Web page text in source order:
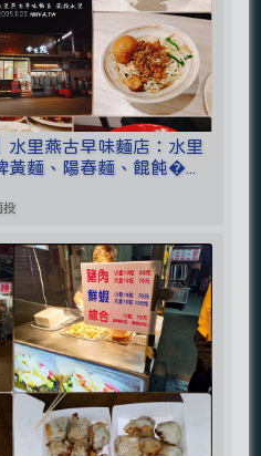
里燕古早味麵店：水里
麵、陽春麵、餛飩�...
投